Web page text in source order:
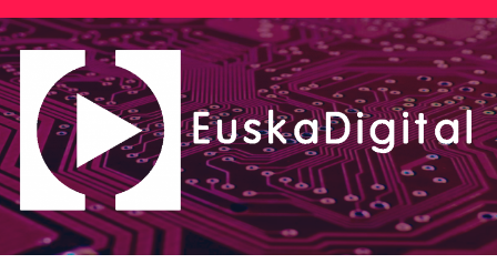
Saltar
al
contenido